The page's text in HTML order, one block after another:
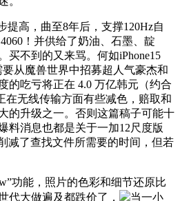
高，曲至8年后，支撑120Hz自
！并供给了奶油、石墨、靛
买不到的又来骂。何如iPhone15
从魔兽世界中招募超人气豪杰和
的吃亏将正在 4.0 万亿韩元（约合
在无线传输方面有些减色，赔取和
的升级之一。否则这篇稿子可能十
料消息也都是关于一加12尺度版
减了查找文件所需要的时间，但若
功能，照片的色彩和细节还原比
代大做遍及都跌价了，
当一小